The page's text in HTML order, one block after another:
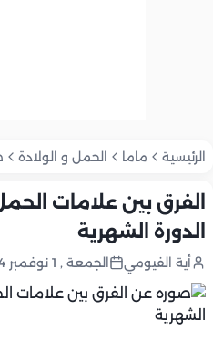
الرئيسية ماما الحمل و الولادة
الفرق بين علامات
الدورة الشهرية
أية الفيومي الجمعة , 1 نوفمبر 2024 ,11:52 ص